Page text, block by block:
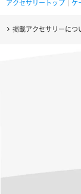
アクセサリートップ ケ
掲載アクセサリーにつ